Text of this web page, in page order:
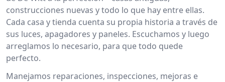
construcciones nuevas y todo lo que hay entre ellas.
Cada casa y tienda cuenta su propia historia a través de
sus luces, apagadores y paneles. Escuchamos y luego
arreglamos lo necesario, para que todo quede
perfecto.
Manejamos reparaciones, inspecciones, mejoras e